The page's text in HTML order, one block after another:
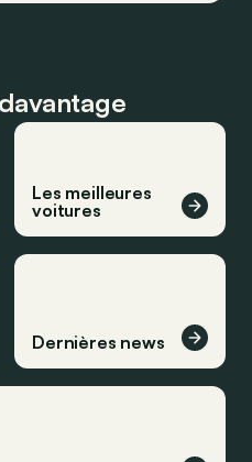
Les meilleures
voitures
Dernières news